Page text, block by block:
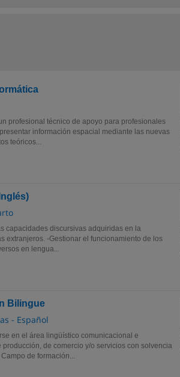
profesional técnico de apoyo para profesionales
información espacial mediante las nuevas
teóricos...
capacidades discursivas adquiridas en la
extranjeros. -Gestionar el funcionamiento de los
en lengua...
Bilingue
- Español
en el área lingüístico comunicacional e
de comercio y/o servicios con solvencia
de formación...